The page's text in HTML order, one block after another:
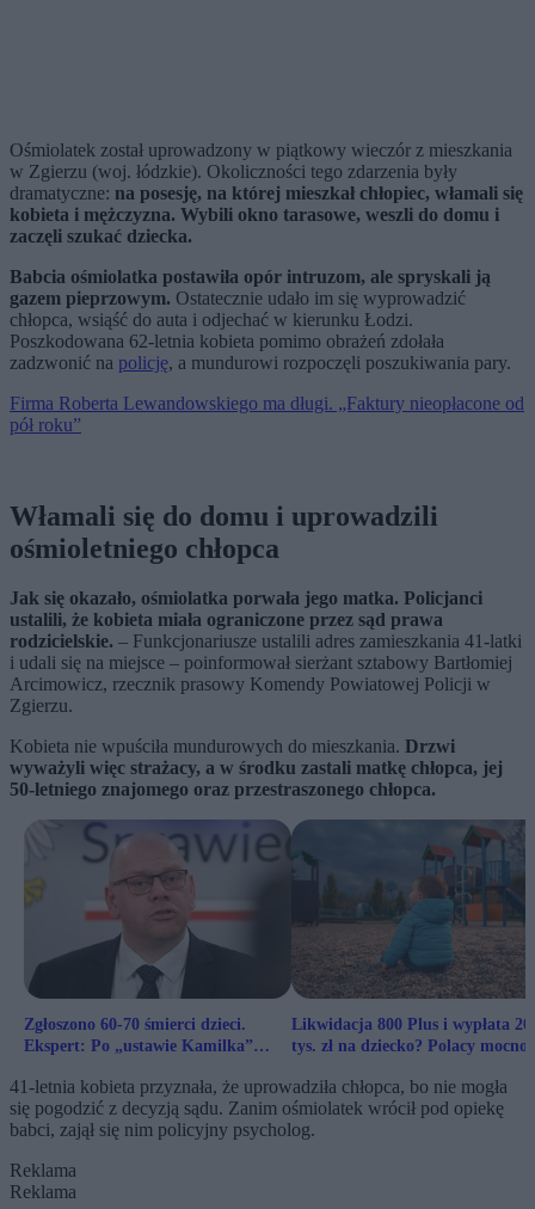
Ośmiolatek został uprowadzony w piątkowy wieczór z mieszkania
w Zgierzu (woj. łódzkie). Okoliczności tego zdarzenia były
dramatyczne: na posesję, na której mieszkał chłopiec, włamali się
kobieta i mężczyzna. Wybili okno tarasowe, weszli do domu i
zaczęli szukać dziecka.
Babcia ośmiolatka postawiła opór intruzom, ale spryskali ją
gazem pieprzowym. Ostatecznie udało im się wyprowadzić
chłopca, wsiąść do auta i odjechać w kierunku Łodzi.
Poszkodowana 62-letnia kobieta pomimo obrażeń zdołała
zadzwonić na policję, a mundurowi rozpoczęli poszukiwania pary.
Firma Roberta Lewandowskiego ma długi. „Faktury nieopłacone od
pół roku”
Włamali się do domu i uprowadzili
ośmioletniego chłopca
Jak się okazało, ośmiolatka porwała jego matka. Policjanci
ustalili, że kobieta miała ograniczone przez sąd prawa
rodzicielskie. – Funkcjonariusze ustalili adres zamieszkania 41-latki
i udali się na miejsce – poinformował sierżant sztabowy Bartłomiej
Arcimowicz, rzecznik prasowy Komendy Powiatowej Policji w
Zgierzu.
Kobieta nie wpuściła mundurowych do mieszkania. Drzwi
wyważyli więc strażacy, a w środku zastali matkę chłopca, jej
50-letniego znajomego oraz przestraszonego chłopca.
Zgłoszono 60-70 śmierci dzieci.
Ekspert: Po „ustawie Kamilka”
Likwidacja 800 Plus i wypłata
tys. zł na dziecko? Polacy mocno
41-letnia kobieta przyznała, że uprowadziła chłopca, bo nie mogła
się pogodzić z decyzją sądu. Zanim ośmiolatek wrócił pod opiekę
babci, zajął się nim policyjny psycholog.
Reklama
Reklama